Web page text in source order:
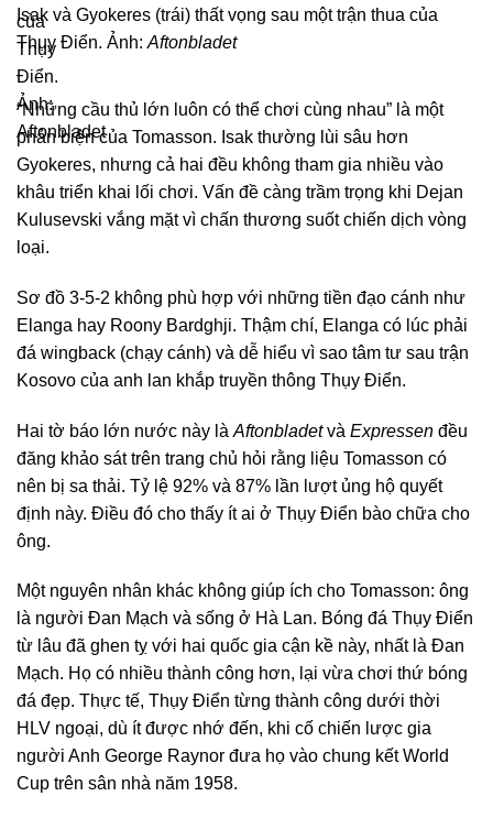
Isak và Gyokeres (trái) thất vọng sau một trận thua của
Thụy Điển. Ảnh: Aftonbladet
“Những cầu thủ lớn luôn có thể chơi cùng nhau” là một
phản biện của Tomasson. Isak thường lùi sâu hơn
Gyokeres, nhưng cả hai đều không tham gia nhiều vào
khâu triển khai lối chơi. Vấn đề càng trầm trọng khi Dejan
Kulusevski vắng mặt vì chấn thương suốt chiến dịch vòng
loại.
Sơ đồ 3-5-2 không phù hợp với những tiền đạo cánh như
Elanga hay Roony Bardghji. Thậm chí, Elanga có lúc phải
đá wingback (chạy cánh) và dễ hiểu vì sao tâm tư sau trận
Kosovo của anh lan khắp truyền thông Thụy Điển.
Hai tờ báo lớn nước này là Aftonbladetvà Expressen đều
đăng khảo sát trên trang chủ hỏi rằng liệu Tomasson có
nên bị sa thải. Tỷ lệ 92% và 87% lần lượt ủng hộ quyết
định này. Điều đó cho thấy ít ai ở Thụy Điển bào chữa cho
ông.
Một nguyên nhân khác không giúp ích cho Tomasson: ông
là người Đan Mạch và sống ở Hà Lan. Bóng đá Thụy Điển
từ lâu đã ghen tỵ với hai quốc gia cận kề này, nhất là Đan
Mạch. Họ có nhiều thành công hơn, lại vừa chơi thứ bóng
đá đẹp. Thực tế, Thụy Điển từng thành công dưới thời
HLV ngoại, dù ít được nhớ đến, khi cố chiến lược gia
người Anh George Raynor đưa họ vào chung kết World
Cup trên sân nhà năm 1958.